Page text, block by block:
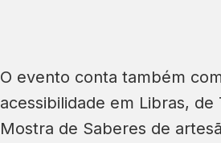
O evento conta também
acessibilidade em Libras, de
Mostra de Saberes de